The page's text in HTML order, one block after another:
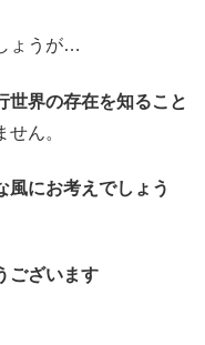
ょうが…
世界の存在を知ること
せん。
風にお考えでしょう
ございます